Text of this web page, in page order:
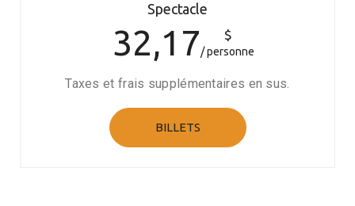
Spectacle
$
32,17 personne
Taxes et frais supplémentaires en sus.
BILLETS